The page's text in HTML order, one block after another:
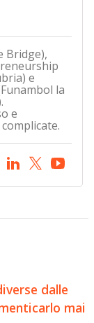
Bridge),
e
la
e
dalle
mai